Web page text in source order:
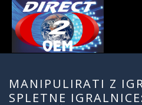
MANIPULIRATI Z
SPLETNE